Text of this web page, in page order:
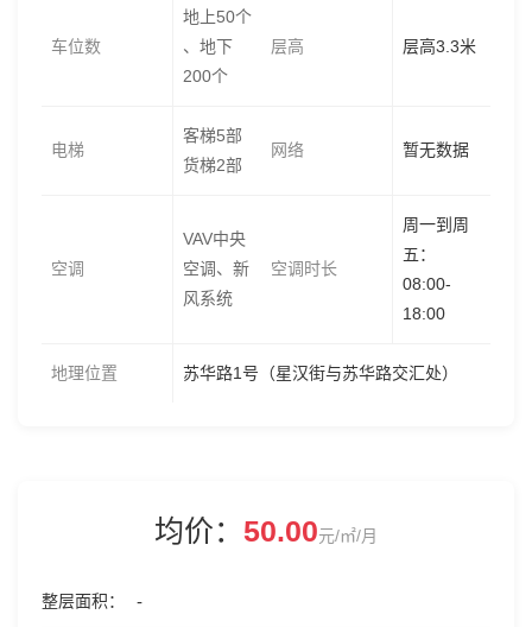
车位数
地上50个
、地下
200个
层高 层高3.3米
电梯
客梯5部
货梯2部
网络 暂无数据
空调
VAV中央
空调、新
风系统
空调时长
周一到周
五：
08:00-
18:00
地理位置 苏华路1号（星汉街与苏华路交汇处）
均价： 50.00元/㎡/月
整层面积 -